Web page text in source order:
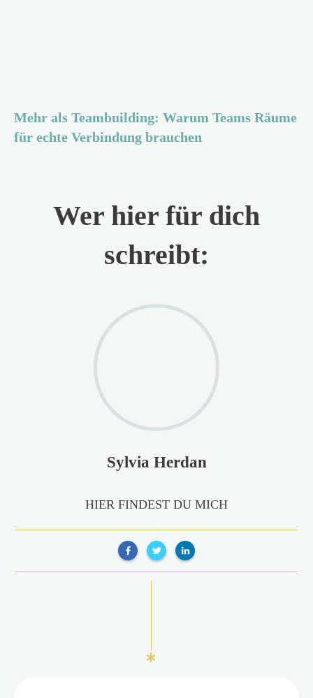
Mehr als Teambuilding: Warum Teams Räume
für echte Verbindung brauchen
Wer hier für dich
schreibt:
Sylvia Herdan
HIER FINDEST DU MICH